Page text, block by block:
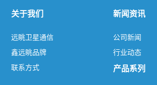
关于我们
远眺卫星通信
鑫远眺品牌
联系方式
新闻资讯
公司新闻
行业动态
产品系列